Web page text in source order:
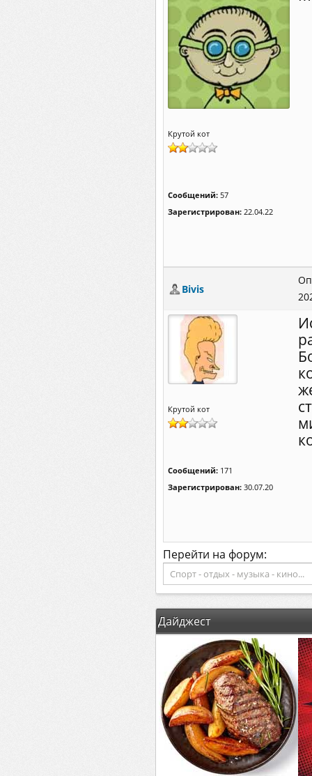
Крутой кот
Сообщений: 57
Зарегистрирован: 22.04.22
Bivis
Крутой кот
Сообщений: 171
Зарегистрирован: 30.07.20
Перейти на форум:
Дайджест